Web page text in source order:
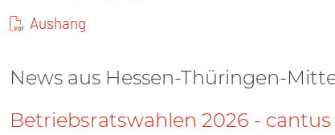
Aushang
News aus Hessen-Thüringen-
Betriebsratswahlen 2026 - cantus